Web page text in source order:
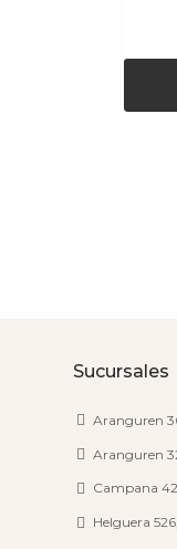
Sucursales
Aranguren
Aranguren
Campana
Helguera